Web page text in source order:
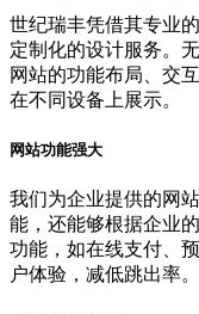
世纪瑞丰凭借其专业
定制化的设计服务。
网站的功能布局、交
在不同设备上展示。
网站功能强大
我们为企业提供的网
能，还能够根据企业
功能，如在线支付、
户体验，减低跳出率。